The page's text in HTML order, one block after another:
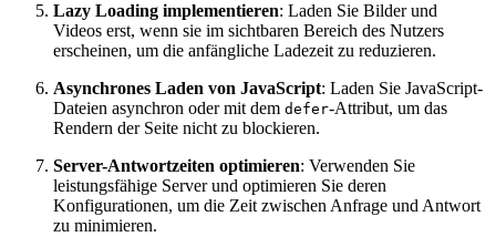
Lazy Loading implementieren: Laden Sie Bilder und
Videos erst, wenn sie im sichtbaren Bereich des Nutzers
erscheinen, um die anfängliche Ladezeit zu reduzieren.
Asynchrones Laden von JavaScript: Laden Sie JavaScript-
Dateien asynchron oder mit dem defer-Attribut, um das
Rendern der Seite nicht zu blockieren.
Server-Antwortzeiten optimieren: Verwenden Sie
leistungsfähige Server und optimieren Sie deren
Konfigurationen, um die Zeit zwischen Anfrage und Antwort
zu minimieren.